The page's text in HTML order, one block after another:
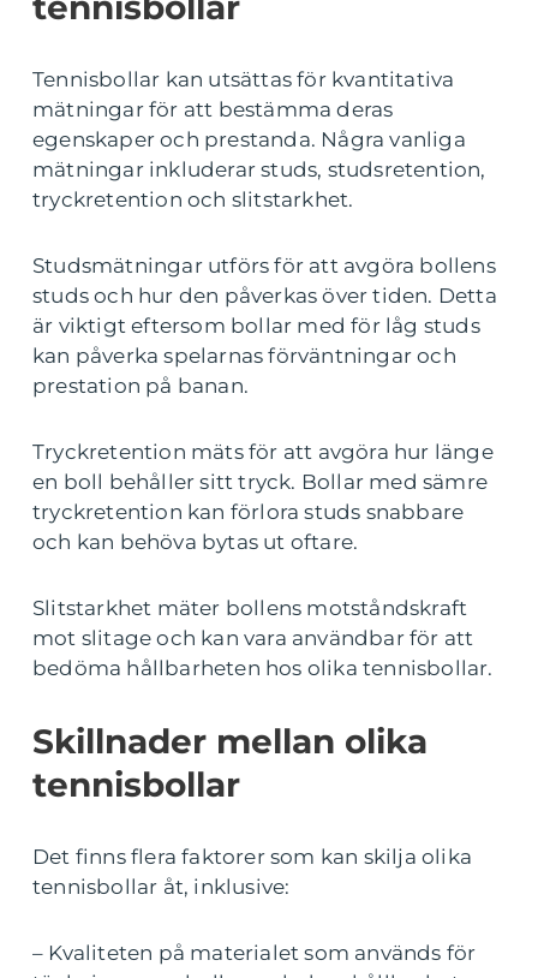
Tennisbollar kan utsättas för kvantitativa
mätningar för att bestämma deras
egenskaper och prestanda. Några vanliga
mätningar inkluderar studs, studsretention,
tryckretention och slitstarkhet.
Studsmätningar utförs för att avgöra bollens
studs och hur den påverkas över tiden. Detta
är viktigt eftersom bollar med för låg studs
kan påverka spelarnas förväntningar och
prestation på banan.
Tryckretention mäts för att avgöra hur länge
en boll behåller sitt tryck. Bollar med sämre
tryckretention kan förlora studs snabbare
och kan behöva bytas ut oftare.
Slitstarkhet mäter bollens motståndskraft
mot slitage och kan vara användbar för att
bedöma hållbarheten hos olika tennisbollar.
Skillnader mellan olika
tennisbollar
Det finns flera faktorer som kan skilja olika
tennisbollar åt, inklusive:
– Kvaliteten på materialet som används för